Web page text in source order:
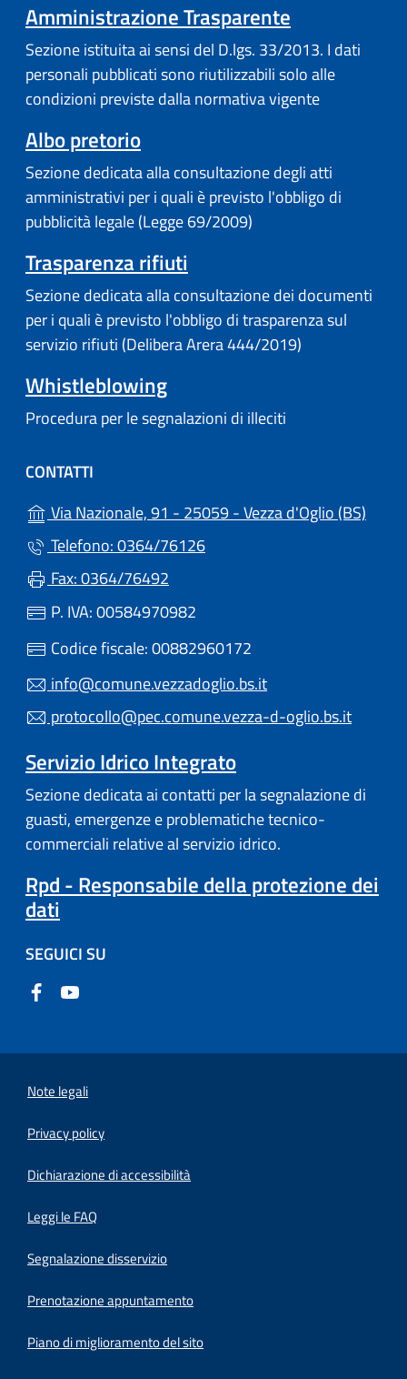
Amministrazione Trasparente
Sezione istituita ai sensi del D.lgs. 33/2013. I dati
personali pubblicati sono riutilizzabili solo alle
condizioni previste dalla normativa vigente
Albo pretorio
Sezione dedicata alla consultazione degli atti
amministrativi per i quali è previsto l'obbligo di
pubblicità legale (Legge 69/2009)
Trasparenza rifiuti
Sezione dedicata alla consultazione dei documenti
per i quali è previsto l'obbligo di trasparenza sul
servizio rifiuti (Delibera Arera 444/2019)
Whistleblowing
Procedura per le segnalazioni di illeciti
CONTATTI
Via Nazionale, 91 - 25059 - Vezza d'Oglio (BS)
Telefono: 0364/76126
Fax: 0364/76492
P. IVA: 00584970982
Codice fiscale: 00882960172
info@comune.vezzadoglio.bs.it
protocollo@pec.comune.vezza-d-oglio.bs.it
Servizio Idrico Integrato
Sezione dedicata ai contatti per la segnalazione di
guasti, emergenze e problematiche tecnico-
commerciali relative al servizio idrico.
Rpd - Responsabile della protezione dei
dati
SEGUICI SU
Note legali
Privacy policy
Dichiarazione di accessibilità
Leggi le FAQ
Segnalazione disservizio
Prenotazione appuntamento
Piano di miglioramento del sito